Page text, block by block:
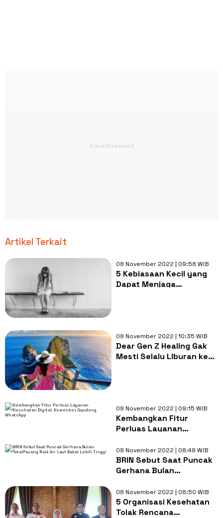
Artikel Terkait
08 November 2022 | 09:58 WIB
5 Kebiasaan Kecil yang
Dapat Menjaga
08 November 2022 | 10:35 WIB
Dear Gen Z Healing Gak
Mesti Selalu LIburan ke
08 November 2022 | 09:15 WIB
Kembangkan Fitur
Perluas Layanan
Kemenkes Gandeng
WhatsApp
08 November 2022 | 08:48 WIB
BRIN Sebut Saat Puncak
Gerhana Bulan
Bakal Lebih Tinggi
08 November 2022 | 08:50 WIB
5 Organisasi Kesehatan
Tolak Rencana